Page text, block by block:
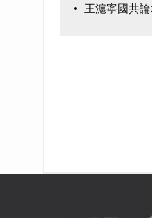
王滬寧國共